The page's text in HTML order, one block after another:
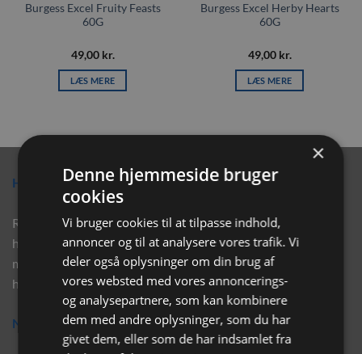
Burgess Excel Fruity Feasts
60G
49,00 kr.
LÆS MERE
Burgess Excel Herby Hearts
60G
49,00 kr.
LÆS MERE
Hvorfor vælge Rabbitpet?
Rabbitpet sælger ikke kun kvalitetsprodukter såsom, foder,
hø, aktivering, strøelse mm. til vores kunder. Vi hjælper også
med rådgivning, så tøv ikke med at skrive eller ring til os for
hjælp..
Nyhedsbrev
×
Denne hjemmeside bruger
cookies
Vi bruger cookies til at tilpasse indhold,
annoncer og til at analysere vores trafik. Vi
deler også oplysninger om din brug af
vores websted med vores annoncerings-
og analysepartnere, som kan kombinere
dem med andre oplysninger, som du har
givet dem, eller som de har indsamlet fra